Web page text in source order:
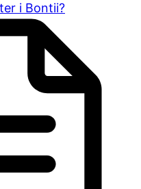
i Bontii?